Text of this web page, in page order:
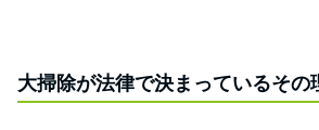
大掃除が法律で決まっているその